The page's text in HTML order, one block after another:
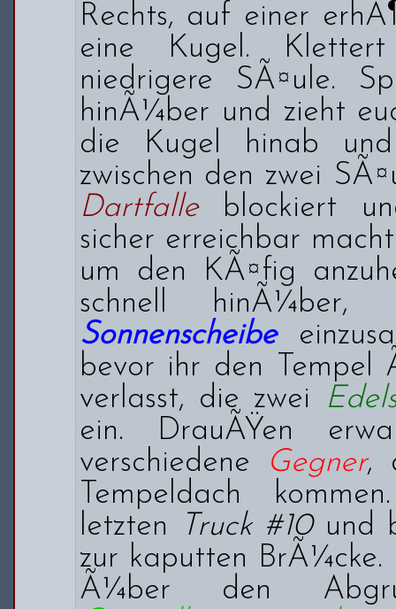
Rechts, auf einer
eine Kugel.
niedrigere SÃ¤ule.
hinÃ¼ber und zieht
die Kugel hinab
zwischen den zwei
Dartfalleblockiert
sicher erreichbar
um den KÃ¤fig
schnell
Sonnenscheibe
bevor ihr den Tempel
verlasst, die zwei
ein. DrauÃŸen
verschiedene
Gegner,
Tempeldach
letzten
Truck #10und
zur kaputten BrÃ¼cke.
Ã¼ber den